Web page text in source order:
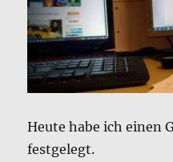
Heute habe ich einen
festgelegt.